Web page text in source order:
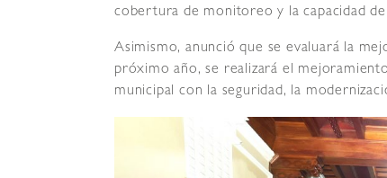
cobertura de monitoreo y la capacidad
Asimismo, anunció que se evaluará la
próximo año, se realizará el
municipal con la seguridad, la